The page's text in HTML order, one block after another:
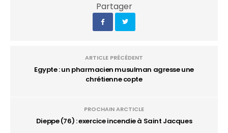
Partager
ARTICLE PRÉCÉDENT
Egypte : un pharmacien musulman agresse une
chrétienne copte
PROCHAIN ARCTICLE
Dieppe (76) : exercice incendie à Saint Jacques